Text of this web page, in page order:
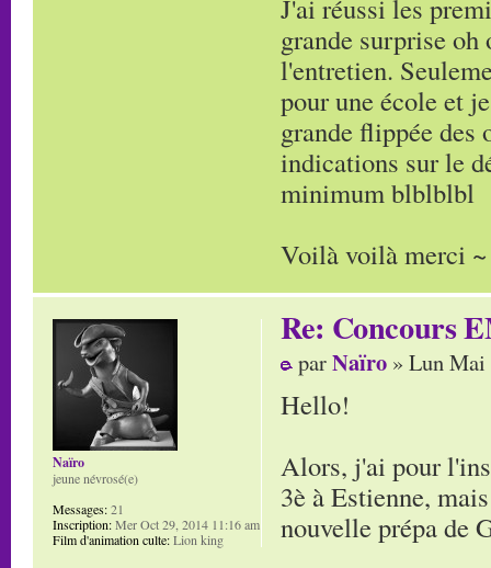
J'ai réussi les
grande surprise
l'entretien.
pour une école et
grande flippée des
indications sur le
minimum blblblbl
Voilà voilà merci ~
Re: Concours
parNaïro » Lun Mai
Hello!
Alors, j'ai pour
3è à Estienne,
nouvelle prépa de
Naïro
jeune névrosé(e)
Messages:21
Inscription:Mer Oct 29, 2014 11:16 am
Film d'animation culte:Lion king